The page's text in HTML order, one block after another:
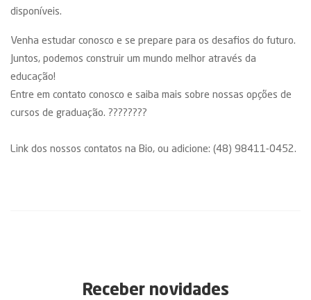
disponíveis.
Venha estudar conosco e se prepare para os desafios do futuro.
Juntos, podemos construir um mundo melhor através da
educação!
Entre em contato conosco e saiba mais sobre nossas opções de
cursos de graduação. ????????
Link dos nossos contatos na Bio, ou adicione: (48) 98411-0452.
Receber novidades